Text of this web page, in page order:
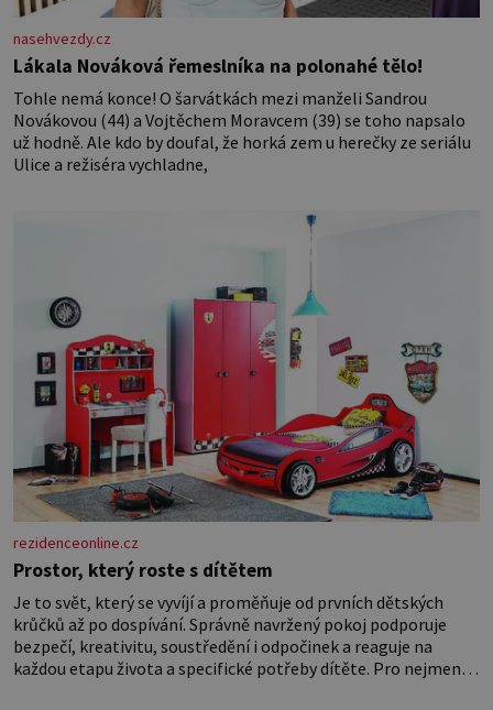
nasehvezdy.cz
Lákala Nováková řemeslníka na polonahé tělo!
Tohle nemá konce! O šarvátkách mezi manželi Sandrou
Novákovou (44) a Vojtěchem Moravcem (39) se toho napsalo
už hodně. Ale kdo by doufal, že horká zem u herečky ze seriálu
Ulice a režiséra vychladne,
rezidenceonline.cz
Prostor, který roste s dítětem
Je to svět, který se vyvíjí a proměňuje od prvních dětských
krůčků až po dospívání. Správně navržený pokoj podporuje
bezpečí, kreativitu, soustředění i odpočinek a reaguje na
každou etapu života a specifické potřeby dítěte. Pro nejmenší